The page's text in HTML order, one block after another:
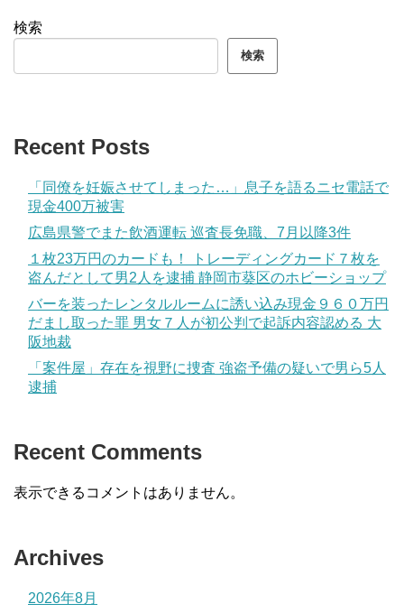
検索
検索
Recent Posts
「同僚を妊娠させてしまった…」息子を語るニセ電話で
現金400万被害
広島県警でまた飲酒運転 巡査長免職、7月以降3件
１枚23万円のカードも！ トレーディングカード７枚を
盗んだとして男2人を逮捕 静岡市葵区のホビーショップ
バーを装ったレンタルルームに誘い込み現金９６０万円
だまし取った罪 男女７人が初公判で起訴内容認める 大
阪地裁
「案件屋」存在を視野に捜査 強盗予備の疑いで男ら5人
逮捕
Recent Comments
表示できるコメントはありません。
Archives
2026年8月